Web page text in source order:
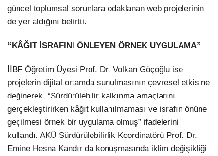
güncel toplumsal sorunlara odaklanan web projelerinin
de yer aldığını belirtti.
“KÂĞIT İSRAFINI ÖNLEYEN ÖRNEK UYGULAMA”
İİBF Öğretim Üyesi Prof. Dr. Volkan Göçoğlu ise
projelerin dijital ortamda sunulmasının çevresel etkisine
değinerek, “Sürdürülebilir kalkınma amaçlarını
gerçekleştirirken kâğıt kullanılmaması ve israfın önüne
geçilmesi örnek bir uygulama olmuş” ifadelerini
kullandı. AKÜ Sürdürülebilirlik Koordinatörü Prof. Dr.
Emine Hesna Kandır da konuşmasında iklim değişikliği